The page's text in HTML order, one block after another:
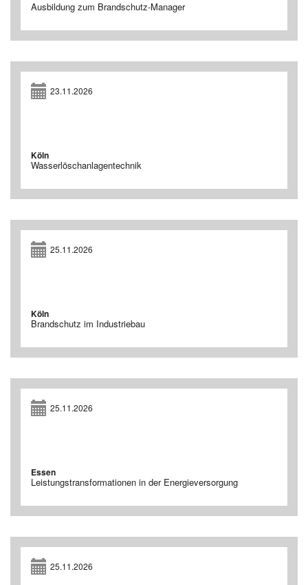
Ausbildung zum Brandschutz-Manager
23.11.2026
Köln
Wasserlöschanlagentechnik
25.11.2026
Köln
Brandschutz im Industriebau
25.11.2026
Essen
Leistungstransformationen in der Energieversorgung
25.11.2026